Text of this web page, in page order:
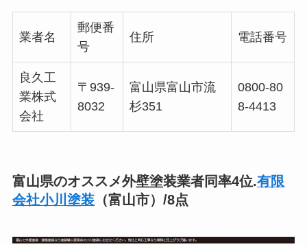
業者名
郵便番
号
住所 電話番号
良久工
業株式
会社
〒939-
8032
富山県富山市流
杉351
0800-80
8-4413
富山県のオススメ外壁塗装業者同率4位.有限
会社小川塗装（富山市）/8点